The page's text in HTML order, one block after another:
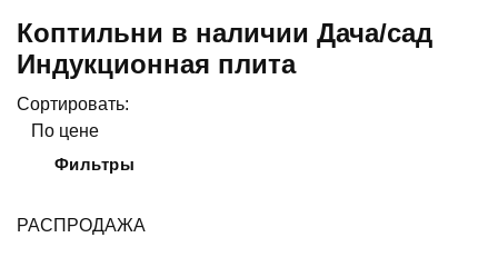
Коптильни в наличии Дача/сад
Индукционная плита
Сортировать:
По цене
Фильтры
РАСПРОДАЖА